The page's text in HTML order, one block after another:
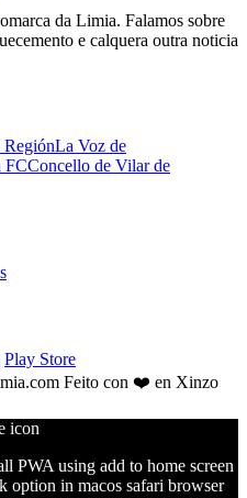
da Limia. Falamos sobre
e calquera outra noticia
RegiónLa Voz de
FCConcello de Vilar de
Play Store
Feito con ❤️ en Xinzo
PWA using add to home screen
option in macos safari browser